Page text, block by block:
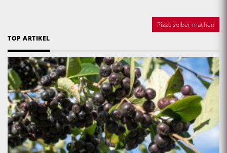
Pizza selber machen
TOP ARTIKEL